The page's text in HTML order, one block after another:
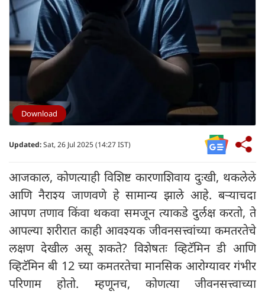
Download
Updated:Sat, 26 Jul 2025 (14:27 IST)
आजकाल, कोणत्याही विशिष्ट कारणाशिवाय दुःखी, थकलेले
आणि नैराश्य जाणवणे हे सामान्य झाले आहे. बऱ्याचदा
आपण तणाव किंवा थकवा समजून त्याकडे दुर्लक्ष करतो, ते
आपल्या शरीरात काही आवश्यक जीवनसत्त्वांच्या कमतरतेचे
लक्षण देखील असू शकते? विशेषतः व्हिटॅमिन डी आणि
व्हिटॅमिन बी 12 च्या कमतरतेचा मानसिक आरोग्यावर गंभीर
परिणाम होतो. म्हणूनच, कोणत्या जीवनसत्त्वाच्या